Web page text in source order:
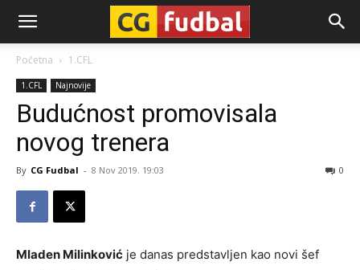
CG-
Fudbal
Početna 1.CFL
1.CFL Najnovije
Budućnost promovisala
novog trenera
By CG Fudbal - 8 Nov 2019. 19:03 0
Mladen Milinković je danas predstavljen kao novi šef